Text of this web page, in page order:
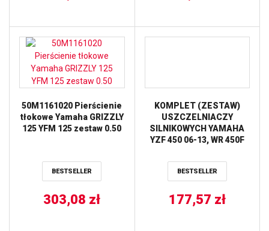
50M1161020 Pierścienie
tłokowe Yamaha GRIZZLY
125 YFM 125 zestaw 0.50
BESTSELLER
303,08 zł
KOMPLET (ZESTAW)
USZCZELNIACZY
SILNIKOWYCH YAMAHA
YZF 450 06-13, WR 450F
ATHENA
BESTSELLER
177,57 zł